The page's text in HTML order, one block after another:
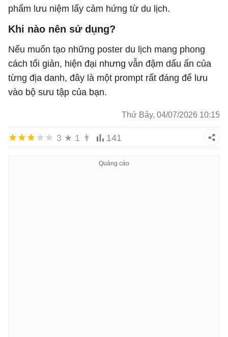
phẩm lưu niệm lấy cảm hứng từ du lịch.
Khi nào nên sử dụng?
Nếu muốn tạo những poster du lịch mang phong
cách tối giản, hiện đại nhưng vẫn đậm dấu ấn của
từng địa danh, đây là một prompt rất đáng để lưu
vào bộ sưu tập của bạn.
Thứ Bảy, 04/07/2026 10:15
3 ★ 1 👨 141